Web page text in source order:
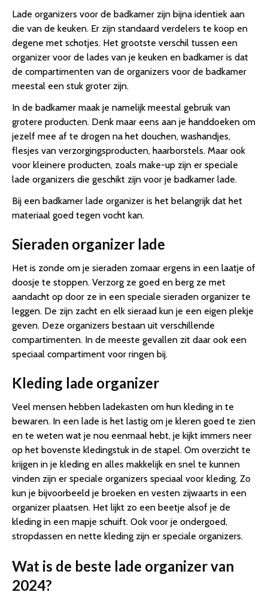
Lade organizers voor de badkamer zijn bijna identiek aan
die van de keuken. Er zijn standaard verdelers te koop en
degene met schotjes. Het grootste verschil tussen een
organizer voor de lades van je keuken en badkamer is dat
de compartimenten van de organizers voor de badkamer
meestal een stuk groter zijn.
In de badkamer maak je namelijk meestal gebruik van
grotere producten. Denk maar eens aan je handdoeken om
jezelf mee af te drogen na het douchen, washandjes,
flesjes van verzorgingsproducten, haarborstels. Maar ook
voor kleinere producten, zoals make-up zijn er speciale
lade organizers die geschikt zijn voor je badkamer lade.
Bij een badkamer lade organizer is het belangrijk dat het
materiaal goed tegen vocht kan.
Sieraden organizer lade
Het is zonde om je sieraden zomaar ergens in een laatje of
doosje te stoppen. Verzorg ze goed en berg ze met
aandacht op door ze in een speciale sieraden organizer te
leggen. De zijn zacht en elk sieraad kun je een eigen plekje
geven. Deze organizers bestaan uit verschillende
compartimenten. In de meeste gevallen zit daar ook een
speciaal compartiment voor ringen bij.
Kleding lade organizer
Veel mensen hebben ladekasten om hun kleding in te
bewaren. In een lade is het lastig om je kleren goed te zien
en te weten wat je nou eenmaal hebt, je kijkt immers neer
op het bovenste kledingstuk in de stapel. Om overzicht te
krijgen in je kleding en alles makkelijk en snel te kunnen
vinden zijn er speciale organizers speciaal voor kleding. Zo
kun je bijvoorbeeld je broeken en vesten zijwaarts in een
organizer plaatsen. Het lijkt zo een beetje alsof je de
kleding in een mapje schuift. Ook voor je ondergoed,
stropdassen en nette kleding zijn er speciale organizers.
Wat is de beste lade organizer van
2024?